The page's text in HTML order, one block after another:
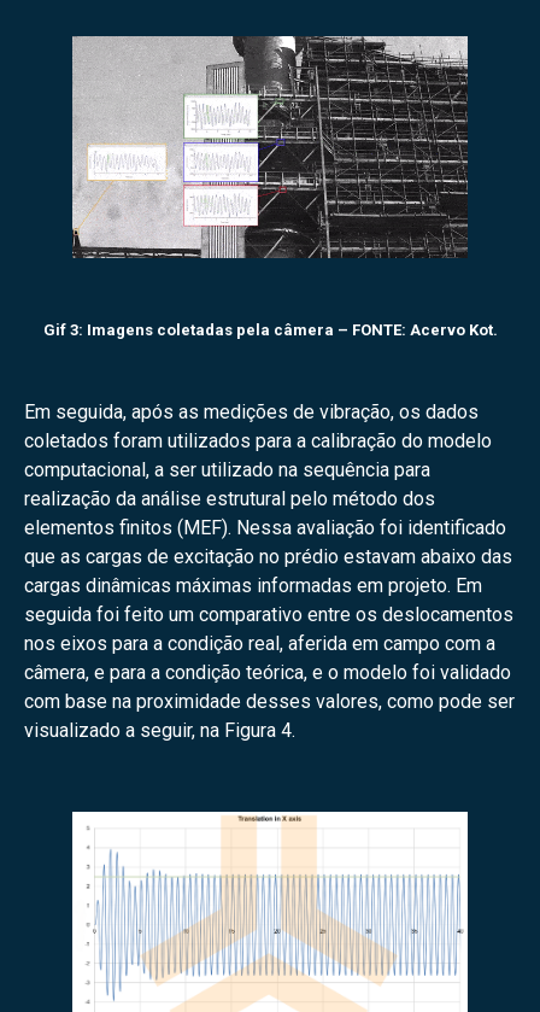
Gif 3: Imagens coletadas pela câmera – FONTE: Acervo Kot.
Em seguida, após as medições de vibração, os dados
coletados foram utilizados para a calibração do modelo
computacional, a ser utilizado na sequência para
realização da análise estrutural pelo método dos
elementos finitos (MEF). Nessa avaliação foi identificado
que as cargas de excitação no prédio estavam abaixo das
cargas dinâmicas máximas informadas em projeto. Em
seguida foi feito um comparativo entre os deslocamentos
nos eixos para a condição real, aferida em campo com a
câmera, e para a condição teórica, e o modelo foi validado
com base na proximidade desses valores, como pode ser
visualizado a seguir, na Figura 4.